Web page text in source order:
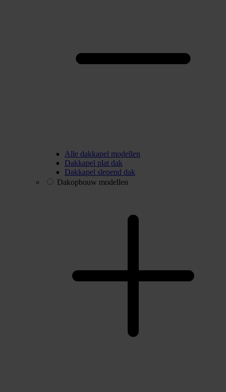
Alle dakkapel modellen
Dakkapel plat dak
Dakkapel slepend dak
Dakopbouw modellen